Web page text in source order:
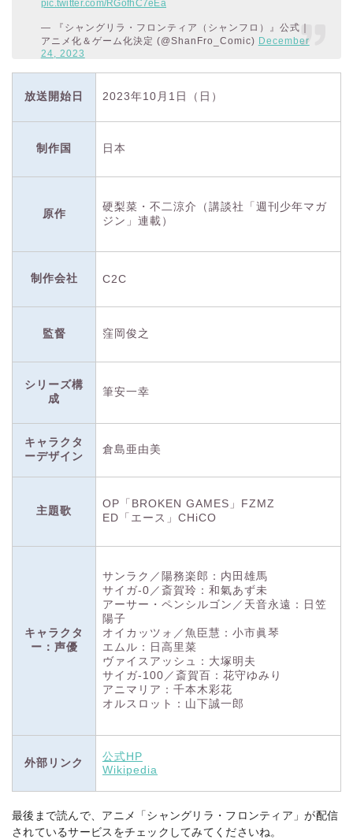
pic.twitter.com/RGofhC7eEa
— 『シャングリラ・フロンティア（シャンフロ）』公式｜
アニメ化＆ゲーム化決定 (@ShanFro_Comic) December
24, 2023
放送開始日 2023年10月1日（日）
制作国 日本
原作
硬梨菜・不二涼介（講談社「週刊少年マガ
ジン」連載）
制作会社 C2C
監督 窪岡俊之
シリーズ構
成
筆安一幸
キャラクタ
ーデザイン
倉島亜由美
主題歌
OP「BROKEN GAMES」FZMZ
ED「エース」CHiCO
キャラクタ
ー：声優
サンラク／陽務楽郎：内田雄馬
サイガ-0／斎賀玲：和氣あず未
アーサー・ペンシルゴン／天音永遠：日笠
陽子
オイカッツォ／魚臣慧：小市眞琴
エムル：日高里菜
ヴァイスアッシュ：大塚明夫
サイガ-100／斎賀百：花守ゆみり
アニマリア：千本木彩花
オルスロット：山下誠一郎
外部リンク
公式HP
Wikipedia
最後まで読んで、アニメ「シャングリラ・フロンティア」が配信
されているサービスをチェックしてみてくださいね。